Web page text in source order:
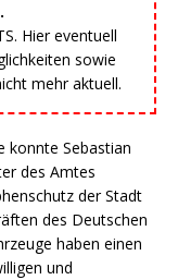
Hier eventuell
sowie
mehr aktuell.
konnte Sebastian
des Amtes
der Stadt
des Deutschen
haben einen
und